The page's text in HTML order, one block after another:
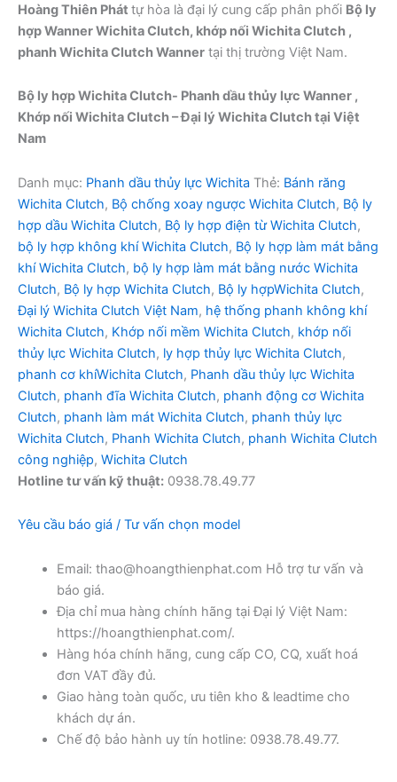
Hoàng Thiên Phát tự hòa là đại lý cung cấp phân phối Bộ ly
hợp Wanner Wichita Clutch, khớp nối Wichita Clutch ,
phanh Wichita Clutch Wanner tại thị trường Việt Nam.
Bộ ly hợp Wichita Clutch- Phanh dầu thủy lực Wanner ,
Khớp nối Wichita Clutch – Đại lý Wichita Clutch tại Việt
Nam
Danh mục: Phanh dầu thủy lực Wichita Thẻ: Bánh răng
Wichita Clutch, Bộ chống xoay ngược Wichita Clutch, Bộ ly
hợp dầu Wichita Clutch, Bộ ly hợp điện từ Wichita Clutch,
bộ ly hợp không khí Wichita Clutch, Bộ ly hợp làm mát bằng
khí Wichita Clutch, bộ ly hợp làm mát bằng nước Wichita
Clutch, Bộ ly hợp Wichita Clutch, Bộ ly hợpWichita Clutch,
Đại lý Wichita Clutch Việt Nam, hệ thống phanh không khí
Wichita Clutch, Khớp nối mềm Wichita Clutch, khớp nối
thủy lực Wichita Clutch, ly hợp thủy lực Wichita Clutch,
phanh cơ khíWichita Clutch, Phanh dầu thủy lực Wichita
Clutch, phanh đĩa Wichita Clutch, phanh động cơ Wichita
Clutch, phanh làm mát Wichita Clutch, phanh thủy lực
Wichita Clutch, Phanh Wichita Clutch, phanh Wichita Clutch
công nghiệp, Wichita Clutch
Hotline tư vấn kỹ thuật: 0938.78.49.77
Yêu cầu báo giá / Tư vấn chọn model
Email: thao@hoangthienphat.com Hỗ trợ tư vấn và
báo giá.
Địa chỉ mua hàng chính hãng tại Đại lý Việt Nam:
https://hoangthienphat.com/.
Hàng hóa chính hãng, cung cấp CO, CQ, xuất hoá
đơn VAT đầy đủ.
Giao hàng toàn quốc, ưu tiên kho & leadtime cho
khách dự án.
Chế độ bảo hành uy tín hotline: 0938.78.49.77.